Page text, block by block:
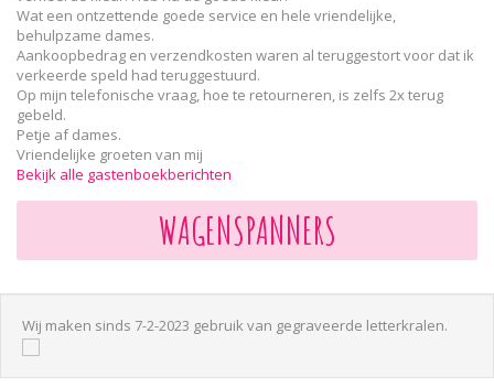
Wat een ontzettende goede service en hele vriendelijke,
behulpzame dames.
Aankoopbedrag en verzendkosten waren al teruggestort voor dat ik
verkeerde speld had teruggestuurd.
Op mijn telefonische vraag, hoe te retourneren, is zelfs 2x terug
gebeld.
Petje af dames.
Vriendelijke groeten van mij
Bekijk alle gastenboekberichten
WAGENSPANNERS
Wij maken sinds 7-2-2023 gebruik van gegraveerde letterkralen.